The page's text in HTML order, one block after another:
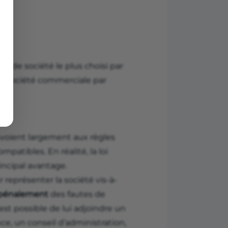
de société le plus choisi par
société commerciale par
largement aux règles
En réalité, la loi
avantage.
représenter la société vis-à-
des fautes de
possible de lui adjoindre un
un conseil d’administration,